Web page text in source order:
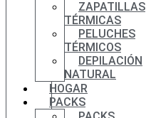
ZAPATILLAS
TÉRMICAS
PELUCHES
TÉRMICOS
DEPILACIÓN
NATURAL
HOGAR
PACKS